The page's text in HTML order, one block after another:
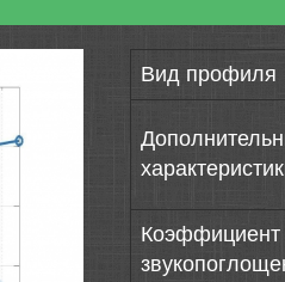
Вид профиля
Коэффициент